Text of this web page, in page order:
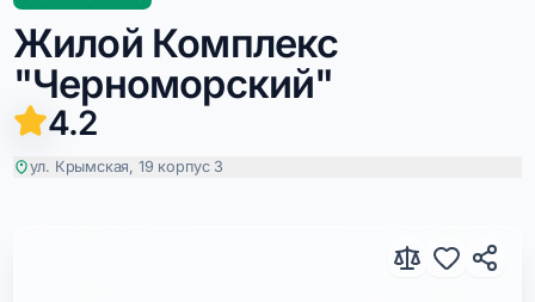
Жилой Комплекс
"Черноморский"
4.2
ул. Крымская, 19 корпус 3